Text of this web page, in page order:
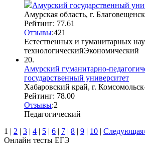
Амурский государственный
Амурская область, г. Благовещенск
Рейтинг: 77.61
Отзывы:421
Естественных и гуманитарных
технологическийЭкономический
20.
Амурский гуманитарно-
государственный университет
Хабаровский край, г.
Рейтинг: 78.00
Отзывы:2
Педагогический
1 | 2 | 3 | 4 | 5 | 6 | 7 | 8 | 9 | 10 |
Онлайн тесты ЕГЭ